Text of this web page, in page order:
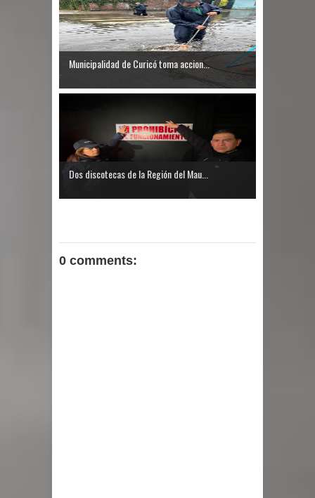
Municipalidad de Curicó toma accion...
Dos discotecas de la Región del Mau...
0 comments: